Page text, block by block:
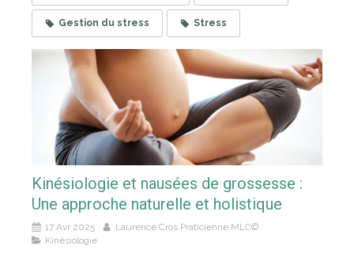
Gestion du stress Stress
Kinésiologie et nausées de grossesse :
Une approche naturelle et holistique
17 Avr 2025
Laurence Cros Praticienne MLC©
Kinésiologie